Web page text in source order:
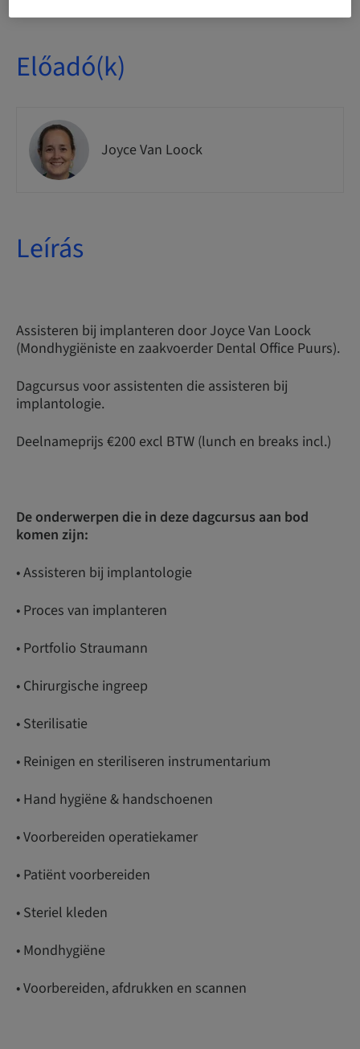
Előadó(k)
Joyce Van Loock
Leírás
Assisteren bij implanteren door Joyce Van Loock
(Mondhygiëniste en zaakvoerder Dental Office Puurs).
Dagcursus voor assistenten die assisteren bij
implantologie.
Deelnameprijs €200 excl BTW (lunch en breaks incl.)
De onderwerpen die in deze dagcursus aan bod
komen zijn:
• Assisteren bij implantologie
• Proces van implanteren
• Portfolio Straumann
• Chirurgische ingreep
• Sterilisatie
• Reinigen en steriliseren instrumentarium
• Hand hygiëne & handschoenen
• Voorbereiden operatiekamer
• Patiënt voorbereiden
• Steriel kleden
• Mondhygiëne
• Voorbereiden, afdrukken en scannen